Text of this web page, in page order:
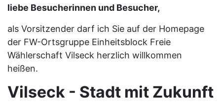
liebe Besucherinnen und Besucher,
als Vorsitzender darf ich Sie auf der Homepage
der FW-Ortsgruppe Einheitsblock Freie
Wählerschaft Vilseck herzlich willkommen
heißen.
Vilseck - Stadt mit Zukunft